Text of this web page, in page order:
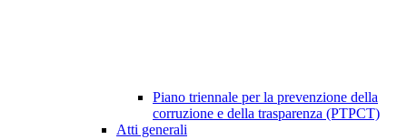
Piano triennale per la prevenzione della
corruzione e della trasparenza (PTPCT)
Atti generali